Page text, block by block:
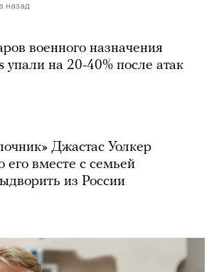
назад
военного назначения
на 20-40% после атак
Джастас Уолкер
его вместе с семьей
из России